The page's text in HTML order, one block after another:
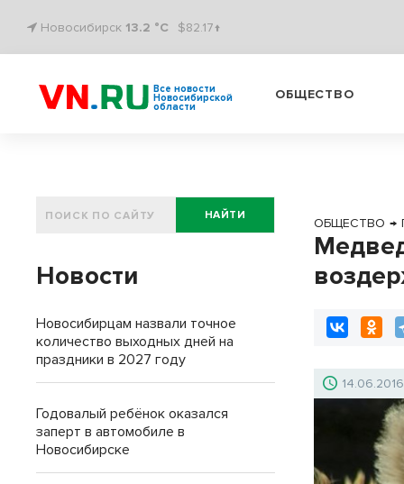
Новосибирск 13.2 °C $82.17↑
Все новости
Новосибирской
области
ОБЩЕСТВО
ОБЩЕСТВО →
14.06.2016
НАЙТИ
Новости
Новосибирцам назвали точное
количество выходных дней на
праздники в 2027 году
Годовалый ребёнок оказался
заперт в автомобиле в
Новосибирске